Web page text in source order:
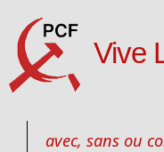
Vive
avec, sans ou